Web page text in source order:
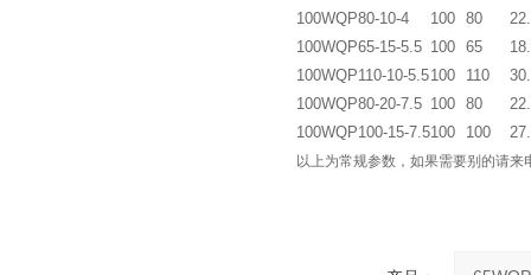
100WQP80-10-4
100 80
100WQP65-15-5.5 100 65
100WQP110-10-5.5100 110
100WQP80-20-7.5 100 80
100WQP100-15-7.5100 100
以上为常规参数，如果需要别的请来